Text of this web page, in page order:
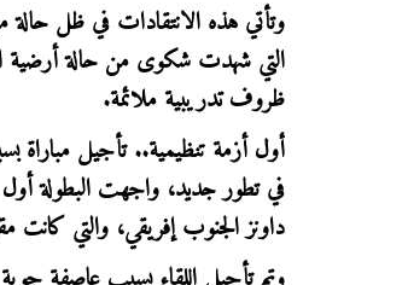
وتأتي هذه الانتقادات في ظل حالة
التي شهدت شكوى من حالة أرضية
ظروف تدريبية ملائمة.
أول أزمة تنظيمية.. تأجيل مباراة
في تطور جديد، واجهت البطولة
داونز الجنوب إفريقي، والتي كانت